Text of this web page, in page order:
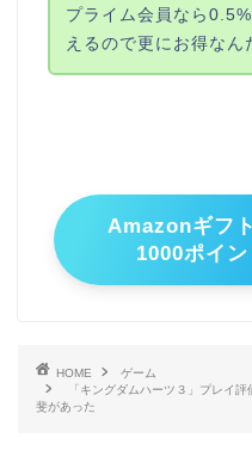
プライム会員なら
えるので更にお得なん
Amazonギフ
1000ポイ
HOME
ゲーム
「キングダムハーツ３」プレイ
斐があった